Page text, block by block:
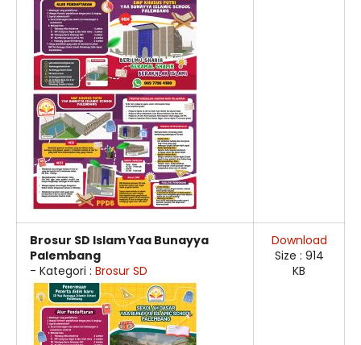
Brosur SD Islam Yaa Bunayya
Palembang
- Kategori : Brosur SD
Download
Size : 914
KB